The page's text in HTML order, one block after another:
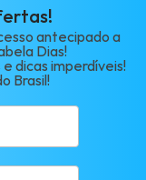
antecipado a
Dias!
dicas imperdíveis!
Brasil!